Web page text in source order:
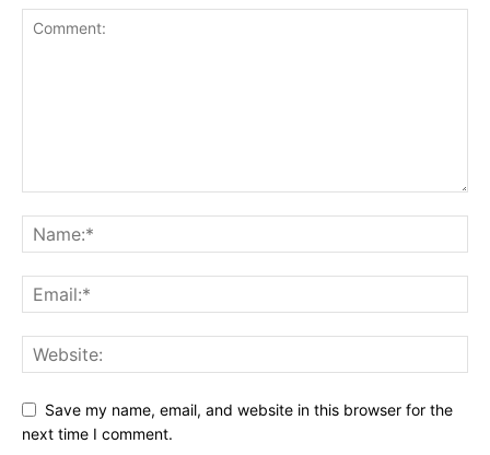
Save my name, email, and website in this browser for the
next time I comment.